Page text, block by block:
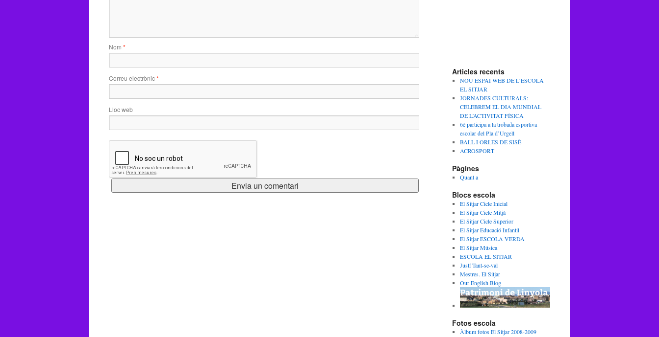
Nom *
Correu electrònic*
Lloc web
Articles recents
NOU ESPAI WEB DE L’ESCOLA
EL SITJAR
JORNADES CULTURALS:
CELEBREM EL DIA MUNDIAL
DE L’ACTIVITAT FÍSICA
6è participa a la trobada esportiva
escolar del Pla d’Urgell
BALL I ORLES DE SISÈ
ACROSPORT
Pàgines
Quant a
Blocs escola
El Sitjar Cicle Inicial
El Sitjar Cicle Mitjà
El Sitjar Cicle Superior
El Sitjar Educació Infantil
El Sitjar ESCOLA VERDA
El Sitjar Música
ESCOLA EL SITJAR
Justí Tant-se-val
Mestres. El Sitjar
Our English Blog
Fotos escola
Àlbum fotos El Sitjar 2008-2009